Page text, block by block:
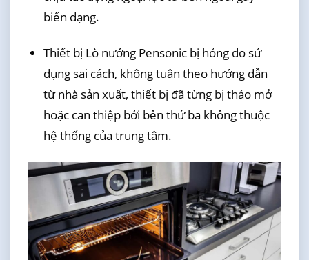
biến dạng.
Thiết bị Lò nướng Pensonic bị hỏng do sử
dụng sai cách, không tuân theo hướng dẫn
từ nhà sản xuất, thiết bị đã từng bị tháo mở
hoặc can thiệp bởi bên thứ ba không thuộc
hệ thống của trung tâm.